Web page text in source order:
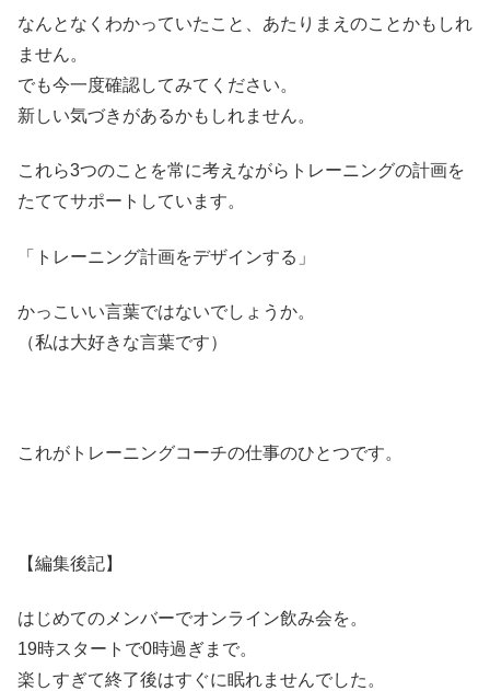
なんとなくわかっていたこと、あたりまえのことかもしれ
ません。
でも今一度確認してみてください。
新しい気づきがあるかもしれません。
これら3つのことを常に考えながらトレーニングの計画を
たててサポートしています。
「トレーニング計画をデザインする」
かっこいい言葉ではないでしょうか。
（私は大好きな言葉です）
これがトレーニングコーチの仕事のひとつです。
【編集後記】
はじめてのメンバーでオンライン飲み会を。
19時スタートで0時過ぎまで。
楽しすぎて終了後はすぐに眠れませんでした。